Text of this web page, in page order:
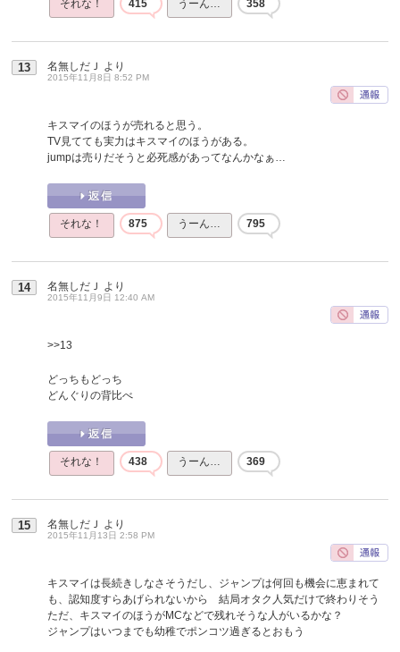
それな！ 415 うーん… 358
13 名無しだＪ より
2015年11月8日 8:52 PM
キスマイのほうが売れると思う。
TV見てても実力はキスマイのほうがある。
jumpは売りだそうと必死感があってなんかなぁ…
それな！ 875 うーん… 795
14 名無しだＪ より
2015年11月9日 12:40 AM
>>13
どっちもどっち
どんぐりの背比べ
それな！ 438 うーん… 369
15 名無しだＪ より
2015年11月13日 2:58 PM
キスマイは長続きしなさそうだし、ジャンプは何回も機会に恵まれて
も、認知度すらあげられないから 結局オタク人気だけで終わりそう
ただ、キスマイのほうがMCなどで残れそうな人がいるかな？
ジャンプはいつまでも幼稚でポンコツ過ぎるとおもう